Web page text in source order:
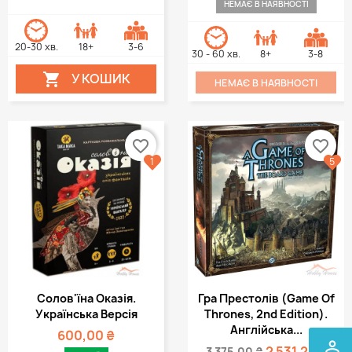
perm_identity
20-30 хв. 18+ 3-6
 У КОШИК
НЕМАЄ В НАЯВНОСТІ
30 - 60 хв. 8+ 3-8
НЕМАЄ В НАЯВНОСТІ
Солов'їна Оказія.
Українська Версія
600,00 ₴
favorite_border
1
Гра Престолів (Game Of
Thrones, 2nd Edition).
Англійська...
favorite_border
5